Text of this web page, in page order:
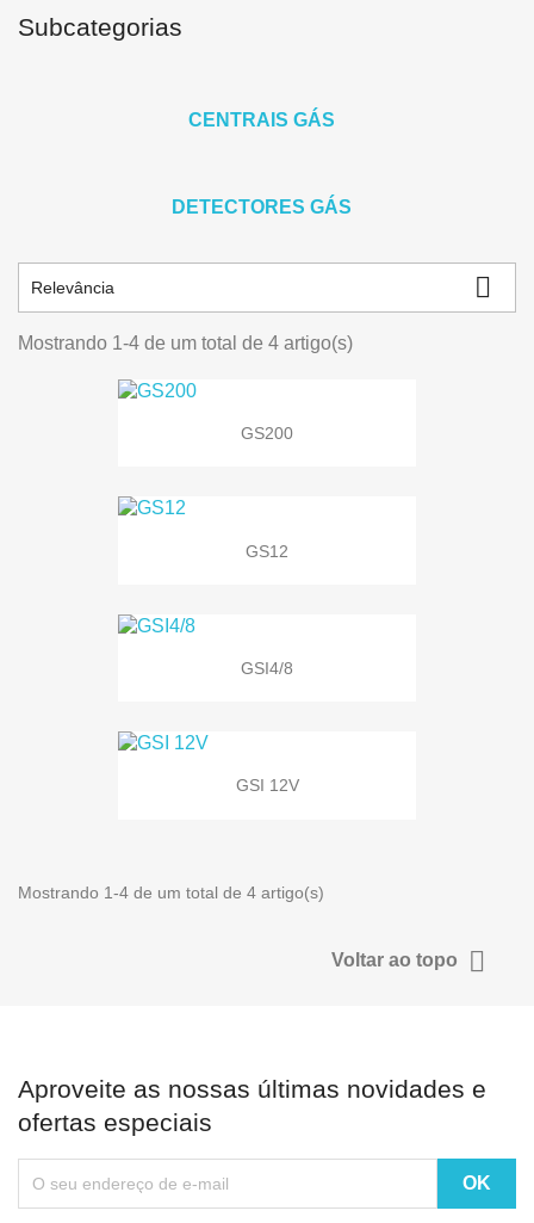
Subcategorias
CENTRAIS GÁS
DETECTORES GÁS
Relevância 
Mostrando 1-4 de um total de 4 artigo(s)
GS200
GS12
GSI4/8
GSI 12V
Mostrando 1-4 de um total de 4 artigo(s)
Voltar ao topo 
Aproveite as nossas últimas novidades e
ofertas especiais